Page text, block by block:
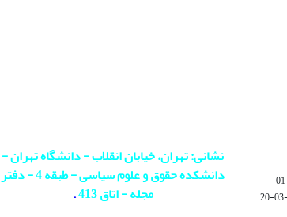
نشانی: تهران، خیابان انقلاب - دانشگاه تهران -
دانشکده حقوق و علوم سیاسی - طبقه 4 - دفتر
مجله - اتاق 413
.